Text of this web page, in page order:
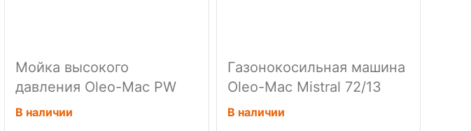
Мойка высокого
давления Oleo-Mac PW
136 C
В наличии
Газонокосильная машина
Oleo-Mac Mistral 72/13
H13,0 л.с.
В наличии